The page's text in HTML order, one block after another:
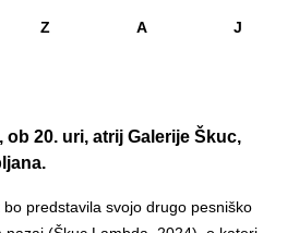
Z A J
ob 20. uri, atrij Galerije Škuc,
predstavila svojo drugo pesniško